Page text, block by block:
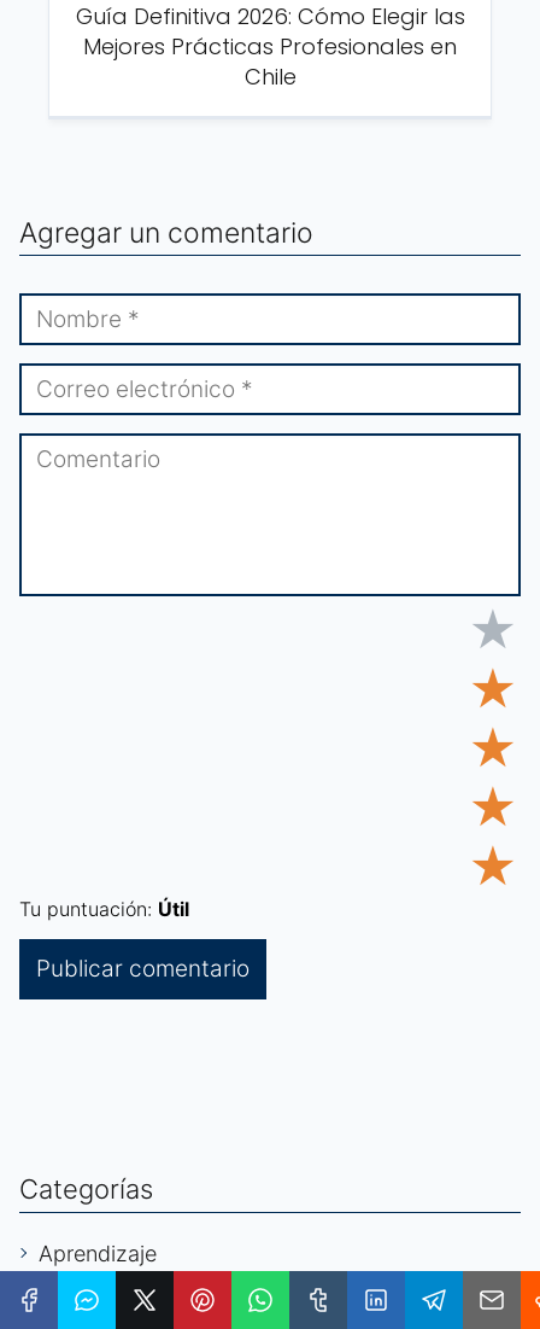
Guía Definitiva 2026: Cómo Elegir las
Mejores Prácticas Profesionales en
Chile
Agregar un comentario
★
★
★
★
★
Tu puntuación: Útil
Categorías
Aprendizaje
Automatización